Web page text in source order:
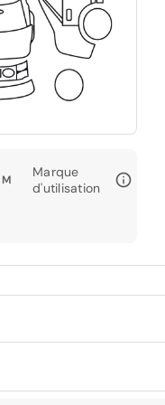
M
Marque
d'utilisation